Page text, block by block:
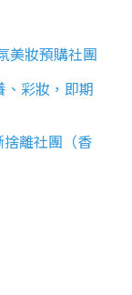
美妝預購社團
、彩妝，即期
離社團（香